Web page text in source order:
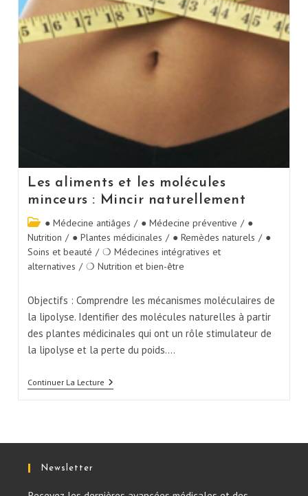
Les aliments et les molécules
minceurs : Mincir naturellement
● Médecine antiâges / ● Médecine préventive / ●
Nutrition / ● Plantes médicinales / ● Remèdes naturels / ●
Soins et beauté / ❍ Médecines intégratives et
alternatives / ❍ Nutrition et bien-être
Objectifs : Comprendre les mécanismes moléculaires de
la lipolyse. Identifier des molécules naturelles à partir
des plantes médicinales qui ont un rôle stimulateur de
la lipolyse et la perte du poids.…
Continuer La Lecture
Newsletter